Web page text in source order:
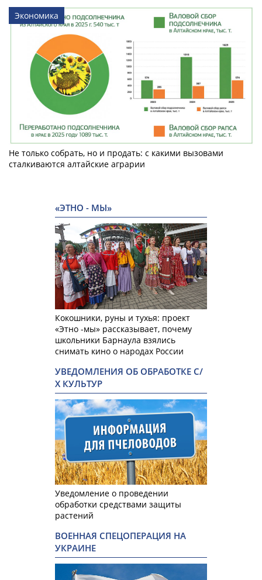
Экономика
Не только собрать, но и продать: с какими вызовами
сталкиваются алтайские аграрии
«ЭТНО - МЫ»
Кокошники, руны и тухья: проект
«Этно -мы» рассказывает, почему
школьники Барнаула взялись
снимать кино о народах России
УВЕДОМЛЕНИЯ ОБ ОБРАБОТКЕ С/
Х КУЛЬТУР
Уведомление о проведении
обработки средствами защиты
растений
ВОЕННАЯ СПЕЦОПЕРАЦИЯ НА
УКРАИНЕ